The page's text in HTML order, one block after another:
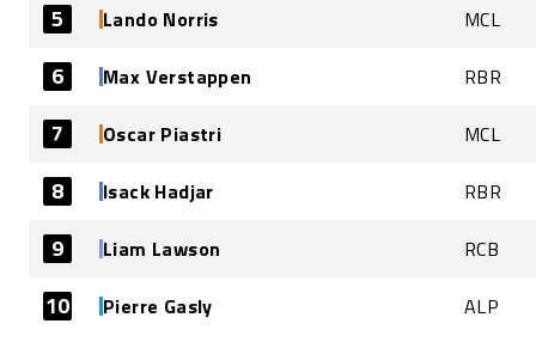
5 Lando Norris MCL
6 Max Verstappen RBR
7 Oscar Piastri MCL
8 Isack Hadjar RBR
9 Liam Lawson RCB
10 Pierre Gasly ALP